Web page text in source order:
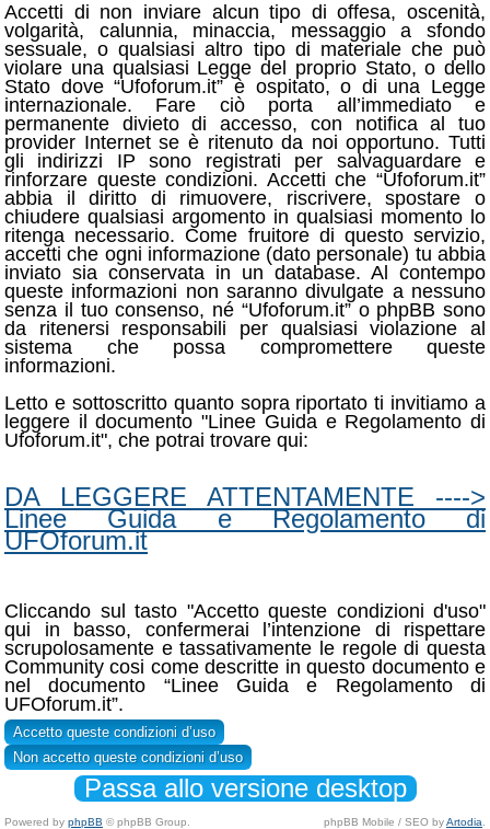
Accetti di non inviare alcun tipo di offesa, oscenità,
volgarità, calunnia, minaccia, messaggio a sfondo
sessuale, o qualsiasi altro tipo di materiale che può
violare una qualsiasi Legge del proprio Stato, o dello
Stato dove “Ufoforum.it” è ospitato, o di una Legge
internazionale. Fare ciò porta all’immediato e
permanente divieto di accesso, con notifica al tuo
provider Internet se è ritenuto da noi opportuno. Tutti
gli indirizzi IP sono registrati per salvaguardare e
rinforzare queste condizioni. Accetti che “Ufoforum.it”
abbia il diritto di rimuovere, riscrivere, spostare o
chiudere qualsiasi argomento in qualsiasi momento lo
ritenga necessario. Come fruitore di questo servizio,
accetti che ogni informazione (dato personale) tu abbia
inviato sia conservata in un database. Al contempo
queste informazioni non saranno divulgate a nessuno
senza il tuo consenso, né “Ufoforum.it” o phpBB sono
da ritenersi responsabili per qualsiasi violazione al
sistema che possa compromettere queste
informazioni.
Letto e sottoscritto quanto sopra riportato ti invitiamo a
leggere il documento "Linee Guida e Regolamento di
Ufoforum.it", che potrai trovare qui:
DA LEGGERE ATTENTAMENTE ---->
Linee Guida e Regolamento di
UFOforum.it
Cliccando sul tasto "Accetto queste condizioni d'uso"
qui in basso, confermerai l’intenzione di rispettare
scrupolosamente e tassativamente le regole di questa
Community cosi come descritte in questo documento e
nel documento “Linee Guida e Regolamento di
UFOforum.it”.
Passa allo versione desktop
Powered by phpBB © phpBB Group. phpBB Mobile / SEO byArtodia